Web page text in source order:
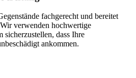
fachgerecht und bereitet
verwenden hochwertige
sicherzustellen, dass Ihre
ankommen.